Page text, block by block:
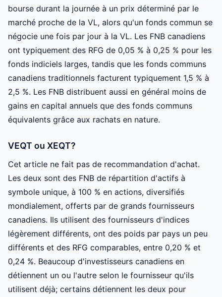
bourse durant la journée à un prix déterminé par le
marché proche de la VL, alors qu'un fonds commun se
négocie une fois par jour à la VL. Les FNB canadiens
ont typiquement des RFG de 0,05 % à 0,25 % pour les
fonds indiciels larges, tandis que les fonds communs
canadiens traditionnels facturent typiquement 1,5 % à
2,5 %. Les FNB distribuent aussi en général moins de
gains en capital annuels que des fonds communs
équivalents grâce aux rachats en nature.
VEQT ou XEQT?
Cet article ne fait pas de recommandation d'achat.
Les deux sont des FNB de répartition d'actifs à
symbole unique, à 100 % en actions, diversifiés
mondialement, offerts par de grands fournisseurs
canadiens. Ils utilisent des fournisseurs d'indices
légèrement différents, ont des poids par pays un peu
différents et des RFG comparables, entre 0,20 % et
0,24 %. Beaucoup d'investisseurs canadiens en
détiennent un ou l'autre selon le fournisseur qu'ils
utilisent déjà; certains détiennent les deux pour